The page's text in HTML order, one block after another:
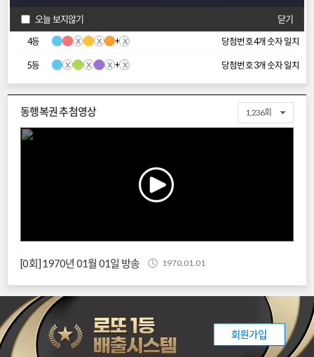
오늘 보지않기 닫기
3등 당첨번호 5개 숫자 일치
4등 + 당첨번호 4개 숫자 일치
5등 + 당첨번호 3개 숫자 일치
동행복권 추첨영상 1,236회
[0회] 1970년 01월 01일 방송 1970.01.01